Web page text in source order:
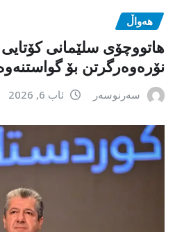
هەواڵ
هاتووچۆی سلێمانی
نۆرەوەرگرتن بۆ
سەرنوسەر ئاب 6, 2026